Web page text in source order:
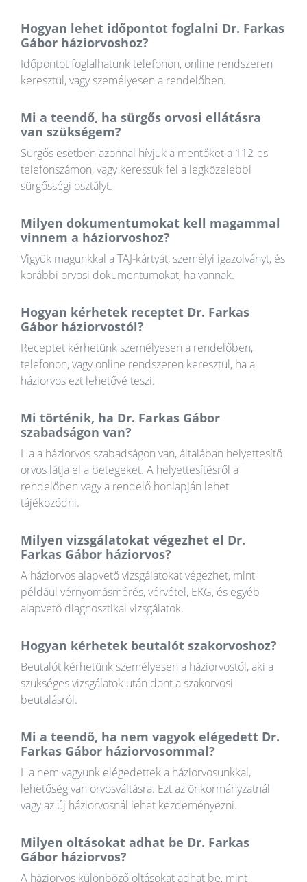
Hogyan lehet időpontot foglalni Dr. Farkas
Gábor háziorvoshoz?
Időpontot foglalhatunk telefonon, online rendszeren
keresztül, vagy személyesen a rendelőben.
Mi a teendő, ha sürgős orvosi ellátásra
van szükségem?
Sürgős esetben azonnal hívjuk a mentőket a 112-es
telefonszámon, vagy keressük fel a legközelebbi
sürgősségi osztályt.
Milyen dokumentumokat kell magammal
vinnem a háziorvoshoz?
Vigyük magunkkal a TAJ-kártyát, személyi igazolványt, és
korábbi orvosi dokumentumokat, ha vannak.
Hogyan kérhetek receptet Dr. Farkas
Gábor háziorvostól?
Receptet kérhetünk személyesen a rendelőben,
telefonon, vagy online rendszeren keresztül, ha a
háziorvos ezt lehetővé teszi.
Mi történik, ha Dr. Farkas Gábor
szabadságon van?
Ha a háziorvos szabadságon van, általában helyettesítő
orvos látja el a betegeket. A helyettesítésről a
rendelőben vagy a rendelő honlapján lehet
tájékozódni.
Milyen vizsgálatokat végezhet el Dr.
Farkas Gábor háziorvos?
A háziorvos alapvető vizsgálatokat végezhet, mint
például vérnyomásmérés, vérvétel, EKG, és egyéb
alapvető diagnosztikai vizsgálatok.
Hogyan kérhetek beutalót szakorvoshoz?
Beutalót kérhetünk személyesen a háziorvostól, aki a
szükséges vizsgálatok után dönt a szakorvosi
beutalásról.
Mi a teendő, ha nem vagyok elégedett Dr.
Farkas Gábor háziorvosommal?
Ha nem vagyunk elégedettek a háziorvosunkkal,
lehetőség van orvosváltásra. Ezt az önkormányzatnál
vagy az új háziorvosnál lehet kezdeményezni.
Milyen oltásokat adhat be Dr. Farkas
Gábor háziorvos?
A háziorvos különböző oltásokat adhat be, mint